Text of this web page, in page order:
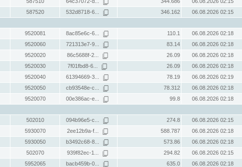
587520 532d8718-6... 346.162
06.08.2026 02:15
9520081 8ac85e6c-6... 110.1
06.08.2026 02:18
9520060 721313e7-9... 83.14
06.08.2026 02:18
9520020 86c5688f-2... 26.09
06.08.2026 02:18
9520030 7f01fbd8-6... 26.09
06.08.2026 02:18
9520040 61394669-3... 78.19
06.08.2026 02:19
9520050 cb93548e-c... 78.312
06.08.2026 02:18
9520070 00e386ac-e... 99.8
06.08.2026 02:18
502010 094b96e5-c... 274.8
06.08.2026 02:15
5930070 2ee12b9a-f... 588.787
06.08.2026 02:18
5930050 b3492c68-8... 573.86
06.08.2026 02:18
502070 939f82ec-1... 294.82
06.08.2026 02:15
5952065 bacb459b-0... 635.0
06.08.2026 02:18